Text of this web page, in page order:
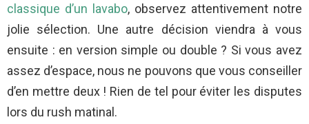
classique d’un lavabo, observez attentivement notre
jolie sélection. Une autre décision viendra à vous
ensuite : en version simple ou double ? Si vous avez
assez d’espace, nous ne pouvons que vous conseiller
d’en mettre deux ! Rien de tel pour éviter les disputes
lors du rush matinal.